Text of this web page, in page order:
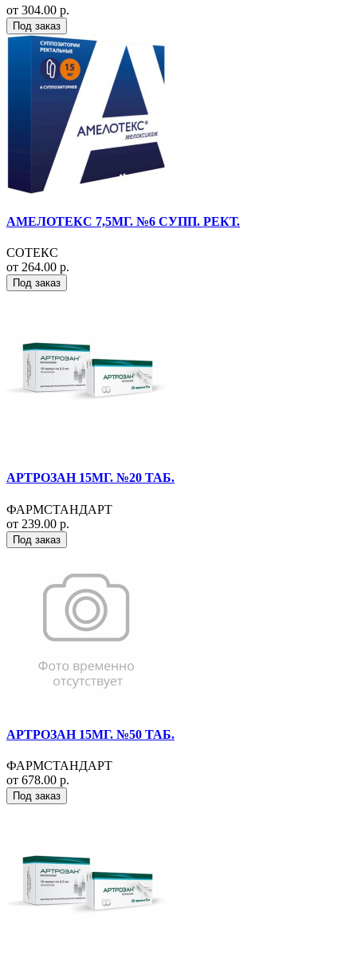
от 304.00 р.
Под заказ
АМЕЛОТЕКС 7,5МГ. №6 СУПП. РЕКТ.
СОТЕКС
от 264.00 р.
Под заказ
АРТРОЗАН 15МГ. №20 ТАБ.
ФАРМСТАНДАРТ
от 239.00 р.
Под заказ
АРТРОЗАН 15МГ. №50 ТАБ.
ФАРМСТАНДАРТ
от 678.00 р.
Под заказ